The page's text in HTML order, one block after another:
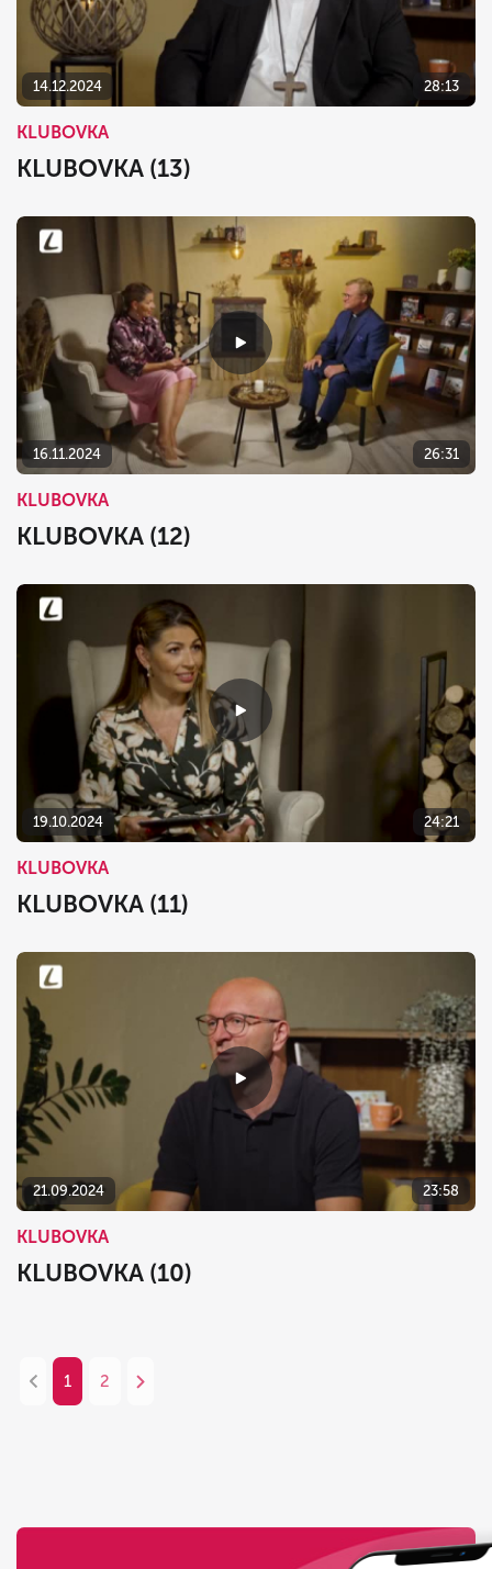
14.12.2024 28:13
KLUBOVKA
KLUBOVKA (13)
16.11.2024 26:31
KLUBOVKA
KLUBOVKA (12)
19.10.2024 24:21
KLUBOVKA
KLUBOVKA (11)
21.09.2024 23:58
KLUBOVKA
KLUBOVKA (10)
1 2